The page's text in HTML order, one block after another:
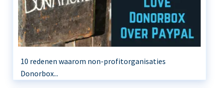
10 redenen waarom non-profitorganisaties
Donorbox...